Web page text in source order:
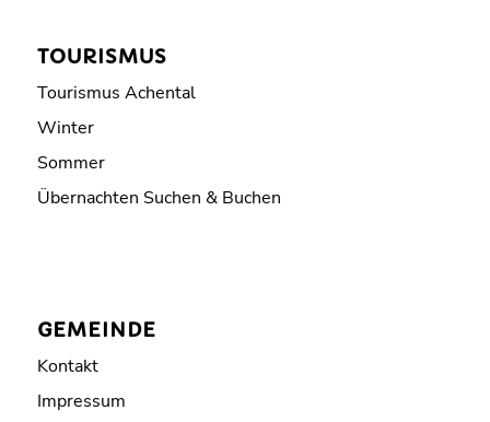
TOURISMUS
Tourismus Achental
Winter
Sommer
Übernachten Suchen & Buchen
GEMEINDE
Kontakt
Impressum